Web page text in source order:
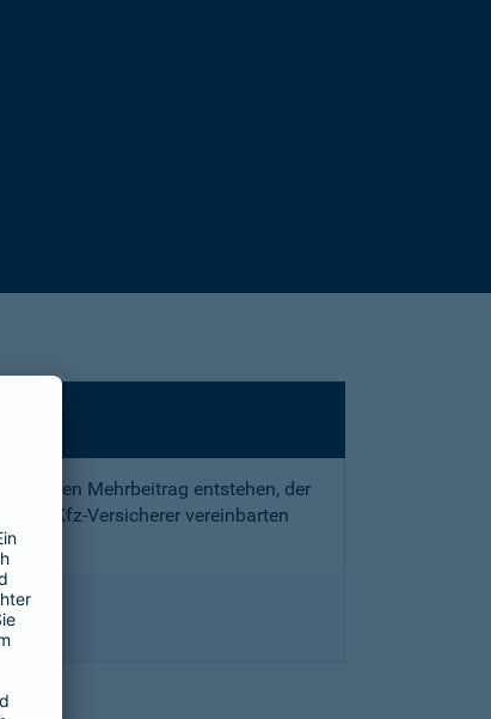
und den Mehrbeitrag entstehen, der
Kfz-Versicherer vereinbarten